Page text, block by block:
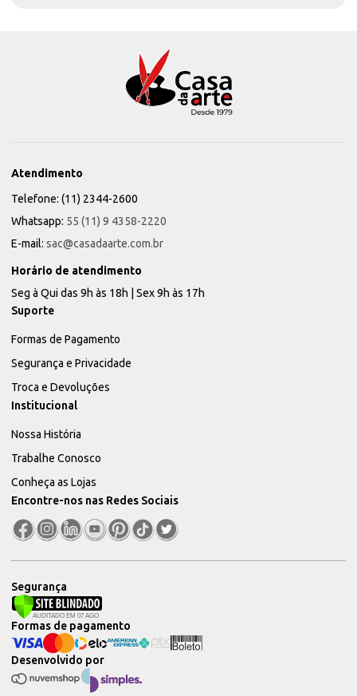
Atendimento
Telefone: (11) 2344-2600
Whatsapp: 55 (11) 9 4358-2220
E-mail: sac@casadaarte.com.br
Horário de atendimento
Seg à Qui das 9h às 18h | Sex 9h às 17h
Suporte
Formas de Pagamento
Segurança e Privacidade
Troca e Devoluções
Institucional
Nossa História
Trabalhe Conosco
Conheça as Lojas
Encontre-nos nas Redes Sociais
Segurança
Desenvolvido por
Formas de pagamento